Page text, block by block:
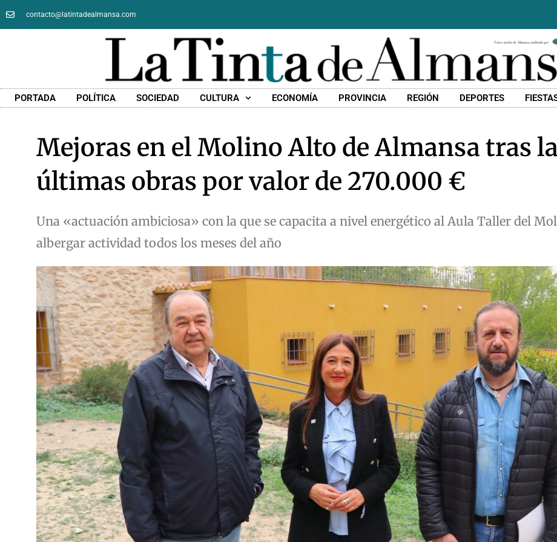
contacto@latintadealmansa.com
PORTADA POLÍTICA SOCIEDAD CULTURA ECONOMÍA PROVINCIA REGIÓN DEPORTES
Mejoras en el Molino Alto de Almansa tras
últimas obras por valor de 270.000 €
Una «actuación ambiciosa» con la que se capacita a nivel energético al Aula Taller del
albergar actividad todos los meses del año